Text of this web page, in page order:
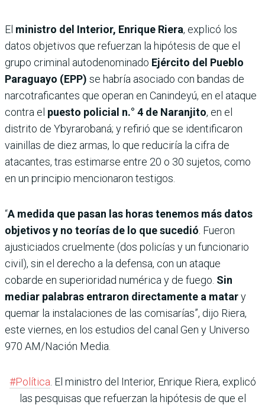
El ministro del Interior, Enrique Riera, explicó los
datos objetivos que refuerzan la hipótesis de que el
grupo criminal autodenominado Ejército del Pueblo
Paraguayo (EPP) se habría asociado con bandas de
narcotraficantes que operan en Canindeyú, en el ataque
contra el puesto policial n.° 4 de Naranjito, en el
distrito de Ybyrarobaná; y refirió que se identificaron
vainillas de diez armas, lo que reduciría la cifra de
atacantes, tras estimarse entre 20 o 30 sujetos, como
en un principio mencionaron testigos.
“A medida que pasan las horas tenemos más datos
objetivos y no teorías de lo que sucedió . Fueron
ajusticiados cruelmente (dos policías y un funcionario
civil), sin el derecho a la defensa, con un ataque
cobarde en superioridad numérica y de fuego. Sin
mediar palabras entraron directamente a matary
quemar la instalaciones de las comisarías”, dijo Riera,
este viernes, en los estudios del canal Gen y Universo
970 AM/Nación Media.
#Política . El ministro del Interior, Enrique Riera, explicó
las pesquisas que refuerzan la hipótesis de que el